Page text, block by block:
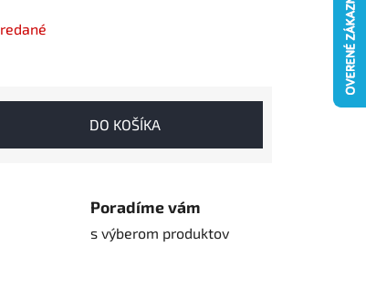
DO KOŠÍKA
Poradíme vám
s výberom produktov